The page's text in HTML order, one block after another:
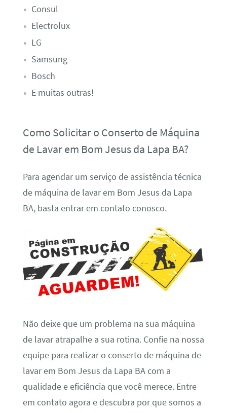
Consul
Electrolux
LG
Samsung
Bosch
E muitas outras!
Como Solicitar o Conserto de Máquina
de Lavar em Bom Jesus da Lapa BA?
Para agendar um serviço de assistência técnica
de máquina de lavar em Bom Jesus da Lapa
BA, basta entrar em contato conosco.
Não deixe que um problema na sua máquina
de lavar atrapalhe a sua rotina. Confie na nossa
equipe para realizar o conserto de máquina de
lavar em Bom Jesus da Lapa BA com a
qualidade e eficiência que você merece. Entre
em contato agora e descubra por que somos a